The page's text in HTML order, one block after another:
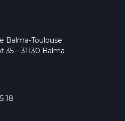
Balma-Toulouse
35 – 31130 Balma
18